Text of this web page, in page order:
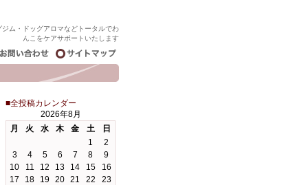
ム・ドッグアロマなどトータルでわ
んこをケアサポートいたします
■全投稿カレンダー
2026年8月
月
火 水 木 金 土 日
1
2
3
4 5 6 7 8
9
10
11 12 13 14 15
16
17
18 19 20 21 22
23